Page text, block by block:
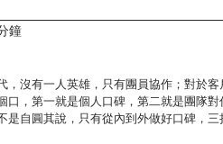
鐘
，沒有一人英雄，只有團員協作；對於
口，第一就是個人口碑，第二就是團隊
是自圓其說，只有從內到外做好口碑，